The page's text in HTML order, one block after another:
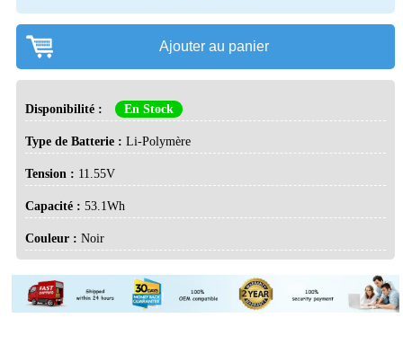
Ajouter au panier
Disponibilité : En Stock
Type de Batterie :Li-Polymère
Tension : 11.55V
Capacité :53.1Wh
Couleur :Noir